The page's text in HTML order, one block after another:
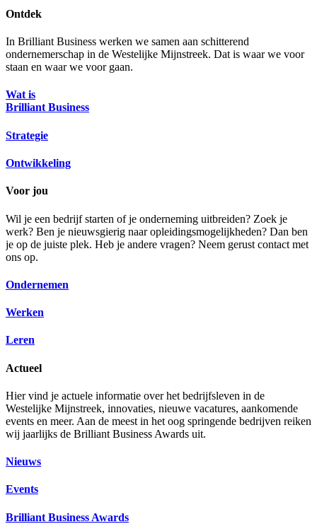
Ontdek
In Brilliant Business werken we samen aan schitterend
ondernemerschap in de Westelijke Mijnstreek. Dat is waar we voor
staan en waar we voor gaan.
Wat is
Brilliant Business
Strategie
Ontwikkeling
Voor jou
Wil je een bedrijf starten of je onderneming uitbreiden? Zoek je
werk? Ben je nieuwsgierig naar opleidingsmogelijkheden? Dan ben
je op de juiste plek. Heb je andere vragen? Neem gerust contact met
ons op.
Ondernemen
Werken
Leren
Actueel
Hier vind je actuele informatie over het bedrijfsleven in de
Westelijke Mijnstreek, innovaties, nieuwe vacatures, aankomende
events en meer. Aan de meest in het oog springende bedrijven reiken
wij jaarlijks de Brilliant Business Awards uit.
Nieuws
Events
Brilliant Business Awards